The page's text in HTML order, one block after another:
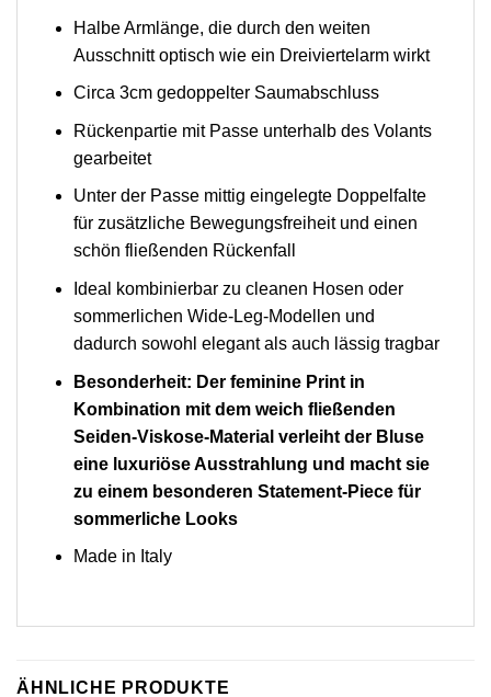
Halbe Armlänge, die durch den weiten
Ausschnitt optisch wie ein Dreiviertelarm wirkt
Circa 3cm gedoppelter Saumabschluss
Rückenpartie mit Passe unterhalb des Volants
gearbeitet
Unter der Passe mittig eingelegte Doppelfalte
für zusätzliche Bewegungsfreiheit und einen
schön fließenden Rückenfall
Ideal kombinierbar zu cleanen Hosen oder
sommerlichen Wide-Leg-Modellen und
dadurch sowohl elegant als auch lässig tragbar
Besonderheit: Der feminine Print in
Kombination mit dem weich fließenden
Seiden-Viskose-Material verleiht der Bluse
eine luxuriöse Ausstrahlung und macht sie
zu einem besonderen Statement-Piece für
sommerliche Looks
Made in Italy
ÄHNLICHE PRODUKTE